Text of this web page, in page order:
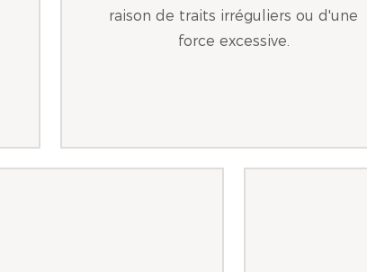
raison de traits irréguliers ou d'une
force excessive.